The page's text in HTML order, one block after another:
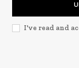
I've read and